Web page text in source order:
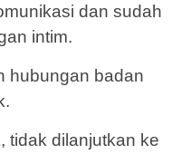
dan sudah
intim.
hubungan badan
tidak dilanjutkan ke